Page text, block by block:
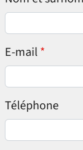
E-mail
Téléphone